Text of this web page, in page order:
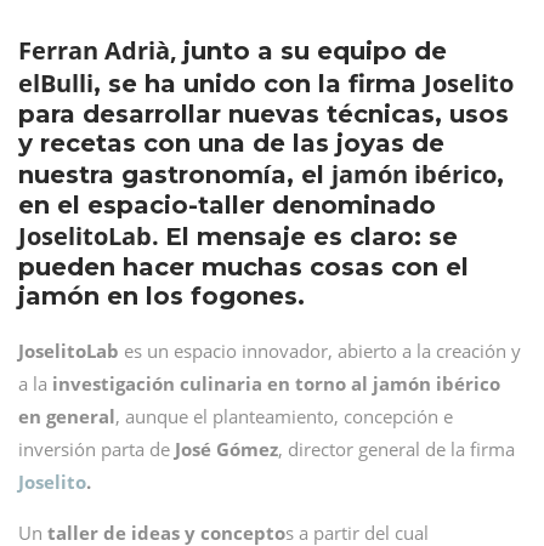
Ferran Adrià, junto a su equipo de
elBulli, se ha unido con la firma Joselito
para desarrollar nuevas técnicas, usos
y recetas con una de las joyas de
nuestra gastronomía, el jamón ibérico,
en el espacio-taller denominado
JoselitoLab. El mensaje es claro: se
pueden hacer muchas cosas con el
jamón en los fogones.
JoselitoLab es un espacio innovador, abierto a la creación y
a la investigación culinaria en torno al jamón ibérico
en general, aunque el planteamiento, concepción e
inversión parta de José Gómez, director general de la firma
Joselito.
Un taller de ideas y conceptos a partir del cual